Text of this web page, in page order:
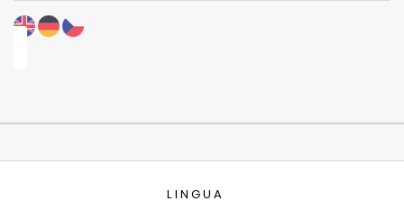
LINGUA